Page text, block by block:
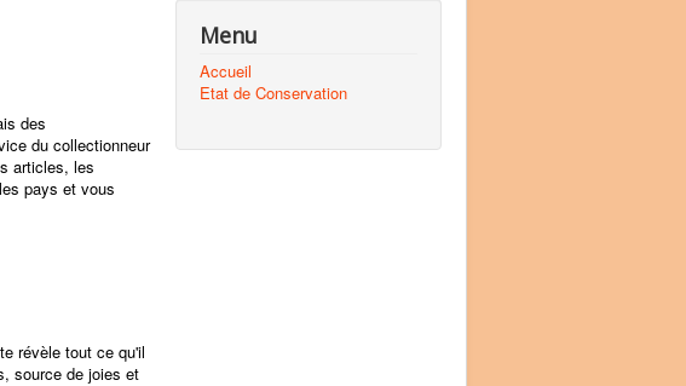
des
du collectionneur
articles, les
pays et vous
révèle tout ce qu'il
source de joies et
Menu
Accueil
Etat de Conservation